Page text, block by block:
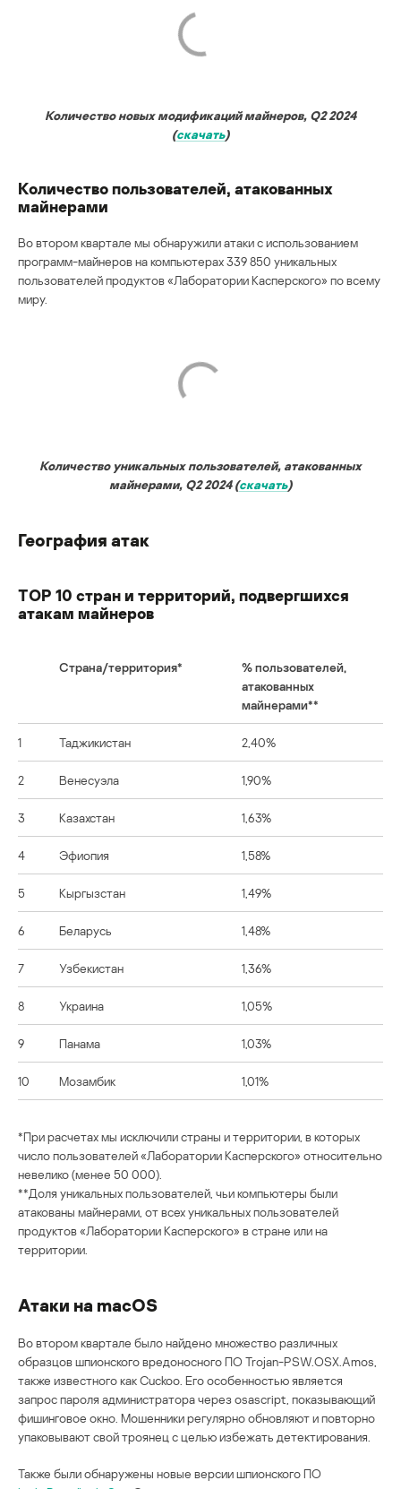
Количество новых модификаций майнеров, Q2 2024
(скачать)
Количество пользователей, атакованных
майнерами
Во втором квартале мы обнаружили атаки с использованием
программ-майнеров на компьютерах 339 850 уникальных
пользователей продуктов «Лаборатории Касперского» по всему
миру.
Количество уникальных пользователей, атакованных
майнерами, Q2 2024 (скачать)
География атак
TОР 10 стран и территорий, подвергшихся
атакам майнеров
Страна/территория*
% пользователей,
атакованных
майнерами**
1 Таджикистан 2,40%
2 Венесуэла 1,90%
3 Казахстан 1,63%
4 Эфиопия 1,58%
5 Кыргызстан 1,49%
6 Беларусь 1,48%
7 Узбекистан 1,36%
8 Украина 1,05%
9 Панама 1,03%
10 Мозамбик 1,01%
*При расчетах мы исключили страны и территории, в которых
число пользователей «Лаборатории Касперского» относительно
невелико (менее 50 000).
**Доля уникальных пользователей, чьи компьютеры были
атакованы майнерами, от всех уникальных пользователей
продуктов «Лаборатории Касперского» в стране или на
территории.
Атаки на macOS
Во втором квартале было найдено множество различных
образцов шпионского вредоносного ПО Trojan-PSW.OSX.Amos,
также известного как Cuckoo. Его особенностью является
запрос пароля администратора через osascript, показывающий
фишинговое окно. Мошенники регулярно обновляют и повторно
упаковывают свой троянец с целью избежать детектирования.
Также были обнаружены новые версии шпионского ПО